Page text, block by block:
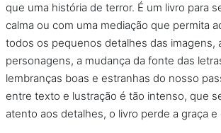
que uma história de terror. É um livro para
calma ou com uma mediação que permita
todos os pequenos detalhes das imagens,
personagens, a mudança da fonte das
lembranças boas e estranhas do nosso
entre texto e lustração é tão intenso, que
atento aos detalhes, o livro perde a graça